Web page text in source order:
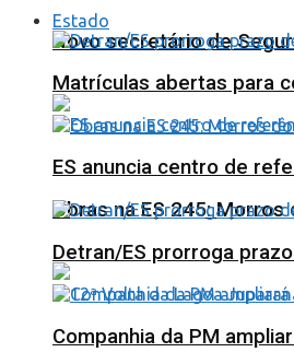
Novo secretário de
Obras na ES 245:
Estado
Matrículas abertas para
ES anuncia centro de
Detran/ES prorroga
Companhia da PM